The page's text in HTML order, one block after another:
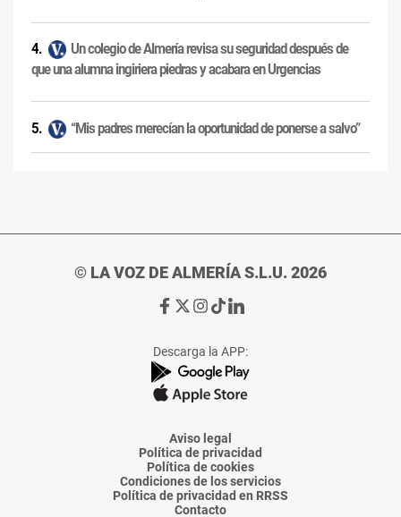
Un colegio de Almería revisa su seguridad después de
que una alumna ingiriera piedras y acabara en Urgencias
“Mis padres merecían la oportunidad de ponerse a salvo”
© LA VOZ DE ALMERÍA S.L.U. 2026
Ir
de
La
Voz
Almería
Ir
de
La
Voz
Almería
Ir
de
La
Voz
Almería
Ir
de
La
Voz
Almería
Ir
de
La
Voz
Descarga la APP:
Aviso legal
Política de privacidad
Política de cookies
Condiciones de los servicios
Política de privacidad en RRSS
Contacto